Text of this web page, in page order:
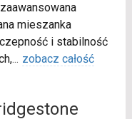
mieszanka
i stabilność
... zobacz całość